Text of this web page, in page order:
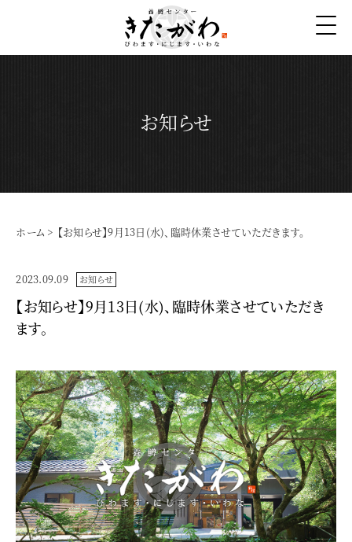
お知らせ
ホーム > 【お知らせ】9月13日(水)、臨時休業させていただきます。
2023.09.09 お知らせ
【お知らせ】9月13日(水)、臨時休業させていただき
ます。